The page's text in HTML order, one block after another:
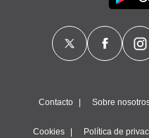
Contacto Sobre
Cookies Política de